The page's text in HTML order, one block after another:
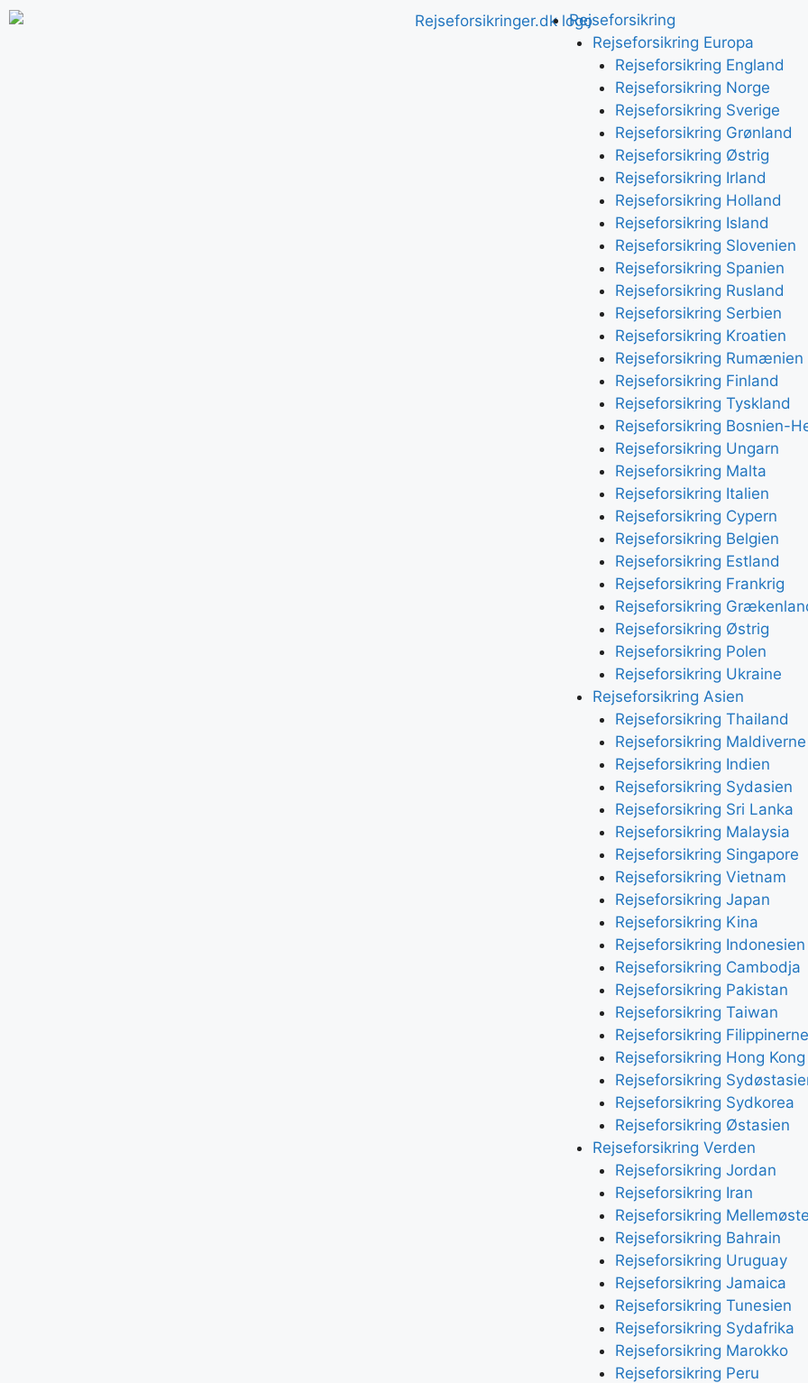
Rejseforsikring
Rejseforsikring Europa
Rejseforsikring England
Rejseforsikring Norge
Rejseforsikring Sverige
Rejseforsikring Grønland
Rejseforsikring Østrig
Rejseforsikring Irland
Rejseforsikring Holland
Rejseforsikring Island
Rejseforsikring Slovenien
Rejseforsikring Spanien
Rejseforsikring Rusland
Rejseforsikring Serbien
Rejseforsikring Kroatien
Rejseforsikring Rumænien
Rejseforsikring Finland
Rejseforsikring Tyskland
Rejseforsikring Bosnien-
Rejseforsikring Ungarn
Rejseforsikring Malta
Rejseforsikring Italien
Rejseforsikring Cypern
Rejseforsikring Belgien
Rejseforsikring Estland
Rejseforsikring Frankrig
Rejseforsikring
Rejseforsikring Østrig
Rejseforsikring Polen
Rejseforsikring Ukraine
Rejseforsikring Asien
Rejseforsikring Thailand
Rejseforsikring Maldiverne
Rejseforsikring Indien
Rejseforsikring Sydasien
Rejseforsikring Sri Lanka
Rejseforsikring Malaysia
Rejseforsikring Singapore
Rejseforsikring Vietnam
Rejseforsikring Japan
Rejseforsikring Kina
Rejseforsikring Indonesien
Rejseforsikring Cambodja
Rejseforsikring Pakistan
Rejseforsikring Taiwan
Rejseforsikring Filippinerne
Rejseforsikring Hong Kong
Rejseforsikring
Rejseforsikring Sydkorea
Rejseforsikring Østasien
Rejseforsikring Verden
Rejseforsikring Jordan
Rejseforsikring Iran
Rejseforsikring
Rejseforsikring Bahrain
Rejseforsikring Uruguay
Rejseforsikring Jamaica
Rejseforsikring Tunesien
Rejseforsikring Sydafrika
Rejseforsikring Marokko
Rejseforsikring Peru